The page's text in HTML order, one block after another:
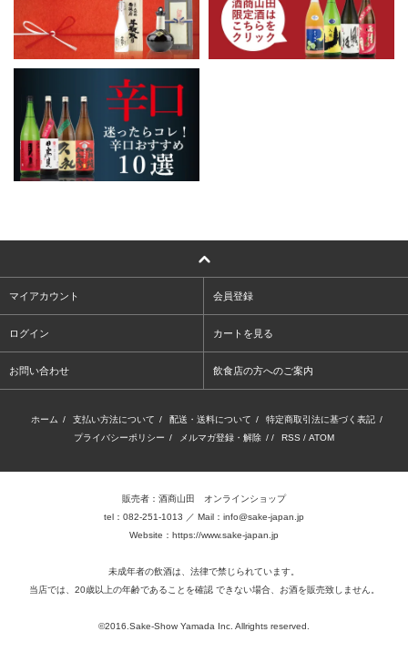
マイアカウント 会員登録
ログイン カートを見る
お問い合わせ 飲食店の方へのご案内
ホーム / 支払い方法について / 配送・送料について / 特定商取引法に基づく表記 /
プライバシーポリシー / メルマガ登録・解除 / / RSS / ATOM
販売者：酒商山田 オンラインショップ
tel：082-251-1013 ／ Mail：info@sake-japan.jp
Website： https://www.sake-japan.jp
未成年者の飲酒は、法律で禁じられています。
当店では、20歳以上の年齢であることを確認 できない場合、お酒を販売致しません。
©2016.Sake-Show Yamada Inc. Allrights reserved.